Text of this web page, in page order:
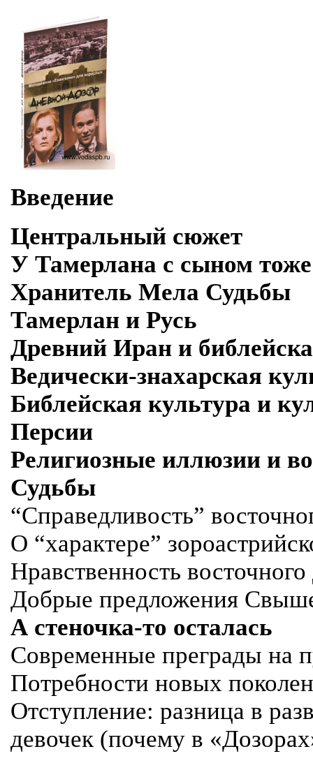
Введение
Центральный сюжет
У Тамерлана с сыном
Хранитель Мела Судьбы
Тамерлан и Русь
Древний Иран и
Ведически-знахарская
Библейская культура и
Персии
Религиозные иллюзии и
Судьбы
“Справедливость”
О “характере”
Нравственность
Добрые предложения
А стеночка-то осталась
Современные преграды на
Потребности новых
Отступление: разница в
девочек (почему в